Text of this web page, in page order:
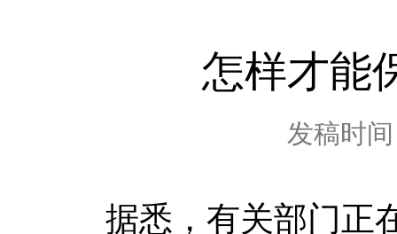
怎样才能
发稿时
据悉，有关部门正